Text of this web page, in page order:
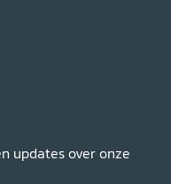
updates over onze